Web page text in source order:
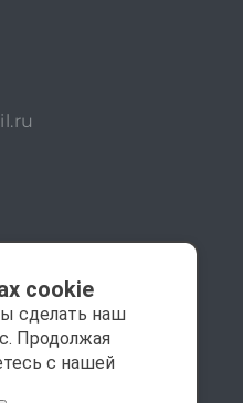
cookie
сделать наш
Продолжая
с нашей